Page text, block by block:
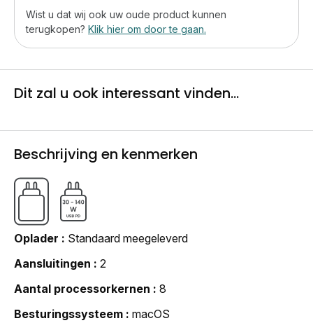
Wist u dat wij ook uw oude product kunnen
terugkopen? Klik hier om door te gaan.
Dit zal u ook interessant vinden...
Beschrijving en kenmerken
Oplader
Standaard meegeleverd
Aansluitingen
2
Aantal processorkernen
8
Besturingssysteem
macOS